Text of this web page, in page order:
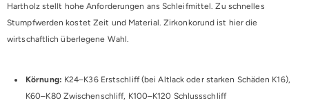
Hartholz stellt hohe Anforderungen ans Schleifmittel. Zu schnelles
Stumpfwerden kostet Zeit und Material. Zirkonkorund ist hier die
wirtschaftlich überlegene Wahl.
Körnung: K24–K36 Erstschliff (bei Altlack oder starken Schäden K16),
K60–K80 Zwischenschliff, K100–K120 Schlussschliff